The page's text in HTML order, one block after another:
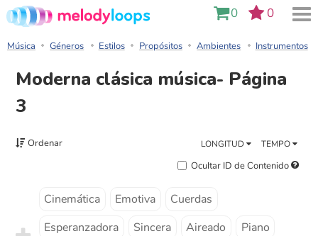
0 0
Música Géneros Estilos Propósitos Ambientes Instrumentos
Moderna clásica música- Página
3
Ordenar LONGITUD TEMPO
Ocultar ID de Contenido
Cinemática Emotiva
Cuerdas
Esperanzadora
Sincera Aireado
Piano